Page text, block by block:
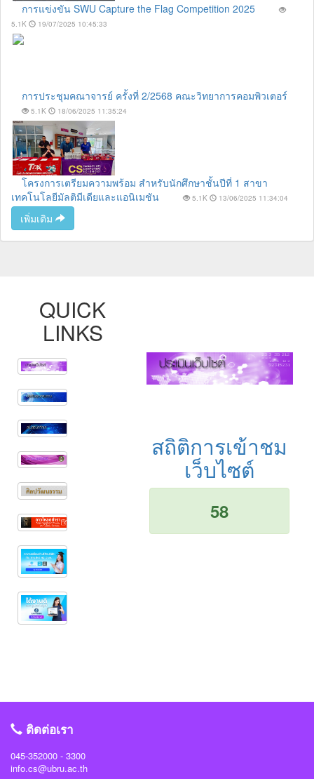
การแข่งขัน SWU Capture the Flag Competition 2025
5.1K 19/07/2025 10:45:33
การประชุมคณาจารย์ ครั้งที่ 2/2568 คณะวิทยาการคอมพิวเตอร์
5.1K 18/06/2025 11:35:24
โครงการเตรียมความพร้อม สำหรับนักศึกษาชั้นปีที่ 1 สาขา
เทคโนโลยีมัลติมีเดียและแอนิเมชัน
5.1K 13/06/2025 11:34:04
เพิ่มเติม
QUICK
LINKS
สถิติการเข้าชม
เว็บไซต์
58
ติดต่อเรา
045-352000 - 3300
info.cs@ubru.ac.th